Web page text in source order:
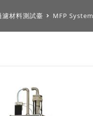
濾材料測試臺 MFP System